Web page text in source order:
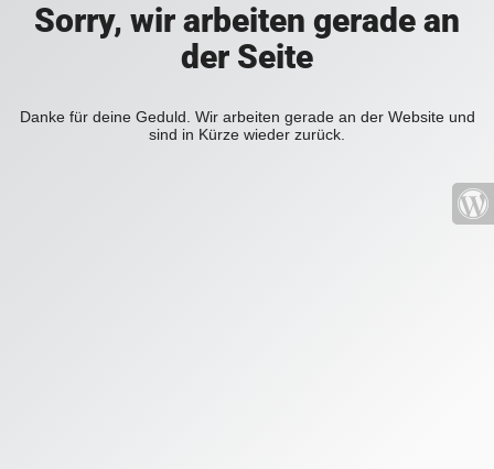
Sorry, wir arbeiten gerade an
der Seite
Danke für deine Geduld. Wir arbeiten gerade an der Website und
sind in Kürze wieder zurück.